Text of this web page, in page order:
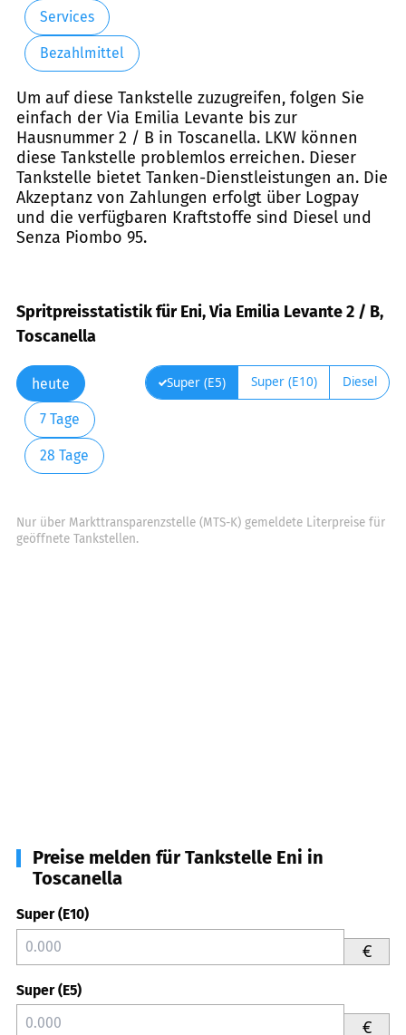
Services
Bezahlmittel
Um auf diese Tankstelle zuzugreifen, folgen Sie
einfach der Via Emilia Levante bis zur
Hausnummer 2 / B in Toscanella. LKW können
diese Tankstelle problemlos erreichen. Dieser
Tankstelle bietet Tanken-Dienstleistungen an. Die
Akzeptanz von Zahlungen erfolgt über Logpay
und die verfügbaren Kraftstoffe sind Diesel und
Senza Piombo 95.
Spritpreisstatistik für Eni, Via Emilia Levante 2 / B,
Toscanella
heute
7 Tage
28 Tage
Super (E5) Super (E10) Diesel
Nur über Markttransparenzstelle (MTS-K) gemeldete Literpreise für
geöffnete Tankstellen.
Preise melden für Tankstelle Eni in
Toscanella
Super (E10)
€
Super (E5)
€